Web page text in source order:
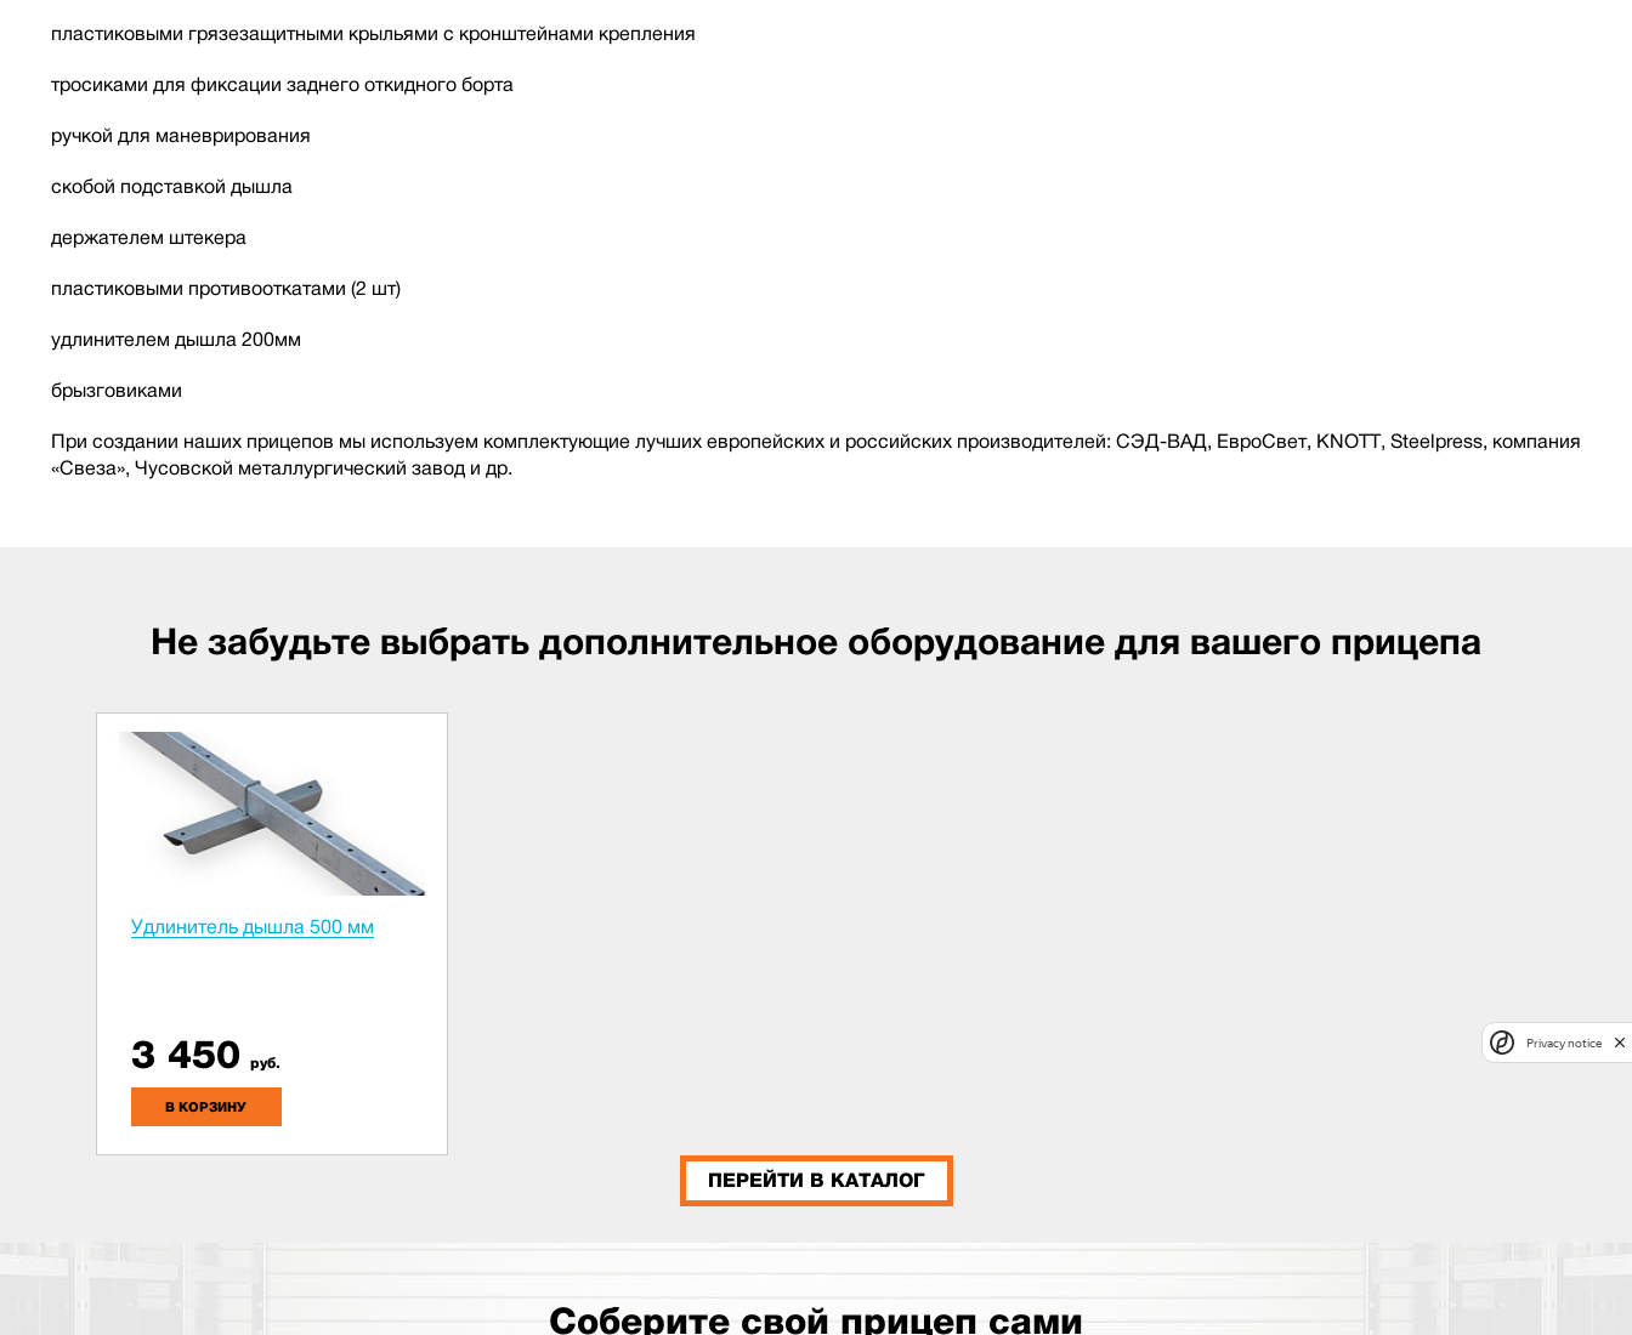
пластиковыми грязезащитными крыльями с кронштейнами крепления
тросиками для фиксации заднего откидного борта
ручкой для маневрирования
скобой подставкой дышла
держателем штекера
пластиковыми противооткатами (2 шт)
удлинителем дышла 200мм
брызговиками
При создании наших прицепов мы используем комплектующие лучших европейских и российских производителей: СЭД-ВАД, ЕвроСвет, KNOTT, Steelpress, компания
«Свеза», Чусовской металлургический завод и др.
Не забудьте выбрать дополнительное оборудование для вашего прицепа
Удлинитель дышла 500 мм
3 450 руб.
В КОРЗИНУ
ПЕРЕЙТИ В КАТАЛОГ
Соберите свой прицеп сами
Privacy notice